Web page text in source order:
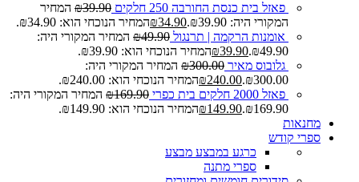
פאזל בית כנסת החורבה 250 חלקים ₪39.90
המחיר
המקורי היה: ₪39.90.
₪34.90
המחיר הנוכחי הוא: ₪34.90.
אומנות הרקמה | תרנגול
₪49.90
המחיר המקורי היה:
₪49.90.
₪39.90
המחיר הנוכחי הוא: ₪39.90.
גלובוס מאיר
₪300.00
המחיר המקורי היה:
₪300.00.
₪240.00
המחיר הנוכחי הוא: ₪240.00.
פאזל 2000 חלקים בית כפרי
₪169.90
המחיר המקורי היה:
₪169.90.
₪149.90
המחיר הנוכחי הוא: ₪149.90.
מחנאות
ספרי קודש
כרגע במבצע מבצע
ספרי מתנה